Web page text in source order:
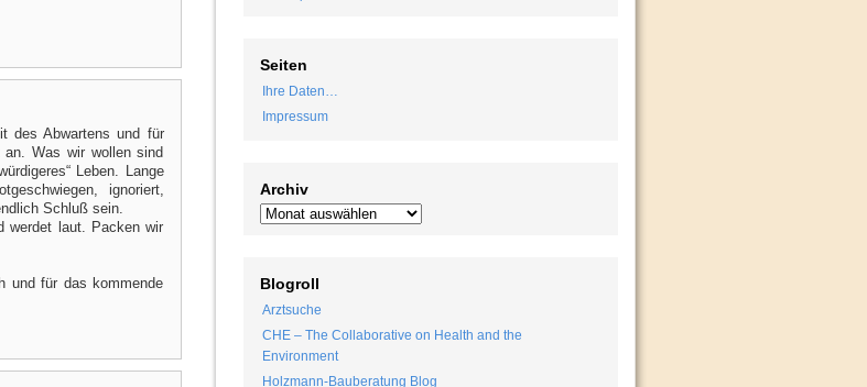
des Abwartens und für
an. Was wir wollen sind
Leben. Lange
ignoriert,
Schluß sein.
werdet laut. Packen wir
und für das kommende
Seiten
Ihre Daten…
Impressum
Archiv
Blogroll
Arztsuche
CHE – The Collaborative on Health and the
Environment
Holzmann-Bauberatung Blog